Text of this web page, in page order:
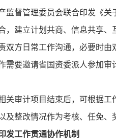
监督管理委员会联合印发《关
，建立计划共商、信息共享
双方日常工作沟通，必要时
需要邀请省国资委派人参加
关审计项目结束后，可根据
整改情况作为考核、任免、
发工作贯通协作机制